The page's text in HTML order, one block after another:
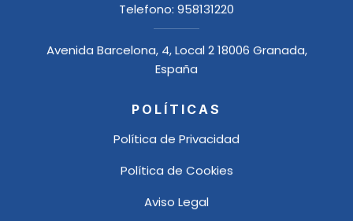
Telefono: 958131220
Avenida Barcelona, 4, Local 2 18006 Granada,
España
POLÍTICAS
Política de Privacidad
Política de Cookies
Aviso Legal